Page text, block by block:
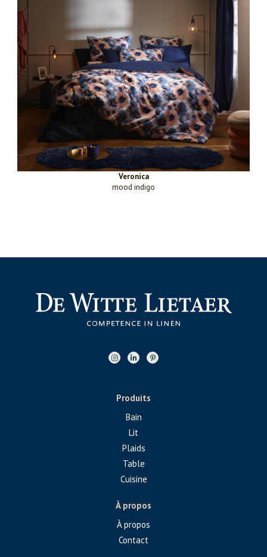
Veronica
mood indigo
Produits
Bain
Lit
Plaids
Table
Cuisine
À propos
À propos
Contact